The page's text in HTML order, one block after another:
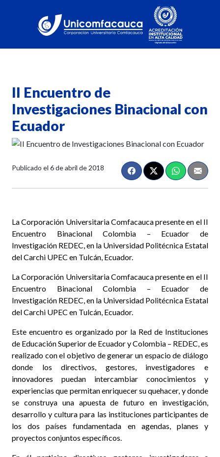
II Encuentro de
Investigaciones Binacional con
Ecuador
Publicado el 6 de abril de 2018
La Corporación Universitaria Comfacauca presente en el II
Encuentro Binacional Colombia – Ecuador de
Investigación REDEC, en la Universidad Politécnica Estatal
del Carchi UPEC en Tulcán, Ecuador.
La Corporación Universitaria Comfacauca presente en el II
Encuentro Binacional Colombia – Ecuador de
Investigación REDEC, en la Universidad Politécnica Estatal
del Carchi UPEC en Tulcán, Ecuador.
Este encuentro es organizado por la Red de Instituciones
de Educación Superior de Ecuador y Colombia – REDEC, es
realizado con el objetivo de generar un espacio de diálogo
donde los directivos, gestores, investigadores e
innovadores puedan intercambiar conocimientos y
experiencias que permitan enriquecer su quehacer, y donde
se construya una apuesta de futuro en investigación,
desarrollo y cultura para las instituciones participantes de
los dos países fundamentada en agendas, planes y
proyectos conjuntos específicos.